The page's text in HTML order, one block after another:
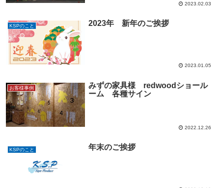
2023.02.03
KSPのこと 2023年 新年のご挨拶
2023.01.05
お客様事例
みずの家具様 redwoodショール
ーム 各種サイン
2022.12.26
KSPのこと 年末のご挨拶